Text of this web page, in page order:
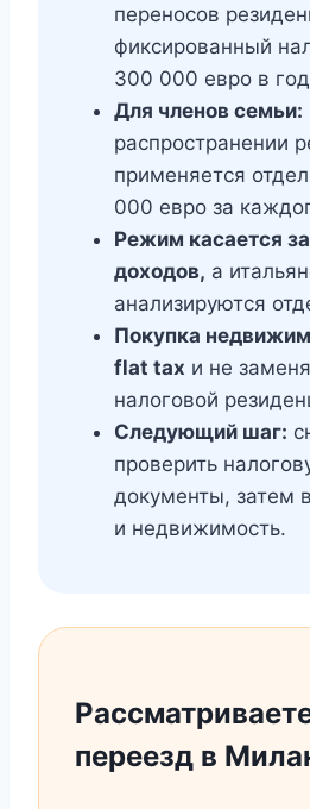
переносов
фиксированный
300 000 евро в
Для членов семьи:
распространении
применяется
000 евро за
Режим касается
доходов, а
анализируются
Покупка
flat tax и не
налоговой
Следующий шаг:
проверить
документы, затем
и недвижимость.
переезд в